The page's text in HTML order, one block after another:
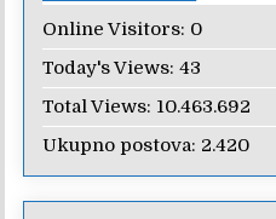
Online Visitors: 0
Today's Views:43
Total Views: 10.463.692
Ukupno postova: 2.420